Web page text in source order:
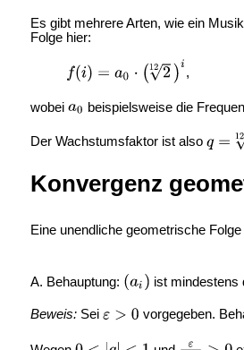
Es gibt mehrere Arten, wie ein
Folge hier:
,
wobei beispielsweise die
Der Wachstumsfaktor ist also
Konvergenz
Eine unendliche geometrische Folge
A. Behauptung: ist mindestens
Beweis:Sei vorgegeben.